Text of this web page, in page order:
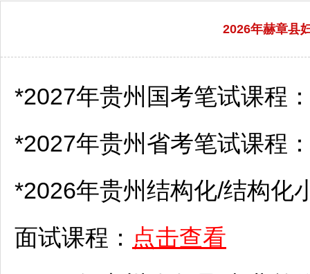
2026年赫章县
*2027年贵州国考笔试课程
*2027年贵州省考笔试课程
*2026年贵州结构化/结构化
面试课程： 点击查看